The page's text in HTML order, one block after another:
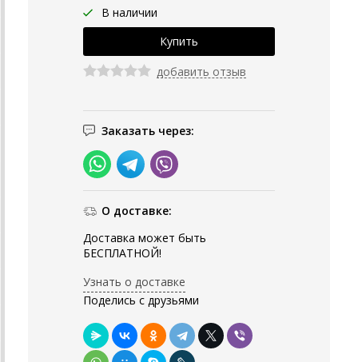
В наличии
добавить отзыв
Заказать через:
О доставке:
Доставка может быть
БЕСПЛАТНОЙ!
Узнать о доставке
Поделись с друзьями